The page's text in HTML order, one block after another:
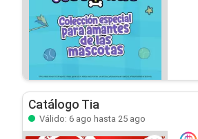
Catálogo Tia
Válido: 6 ago hasta 25 ago